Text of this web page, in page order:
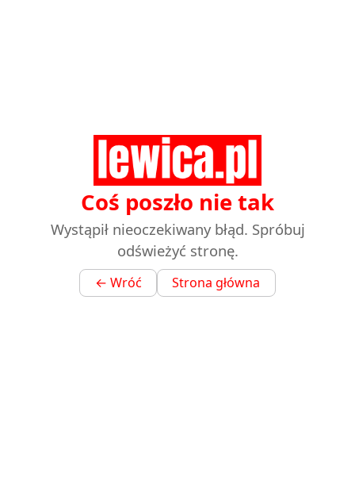
Coś poszło nie tak
Wystąpił nieoczekiwany błąd. Spróbuj
odświeżyć stronę.
← Wróć Strona główna